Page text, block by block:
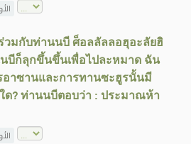
วมกับท่านนบี ศ็อลลัลลอฮุอะลัยฮิ
บีก็ลุกขึ้นขึ้นเพื่อไปละหมาด ฉัน
อาซานและการทานซะฮูรนั้นมี
ด? ท่านนบีตอบว่า : ประมาณห้า